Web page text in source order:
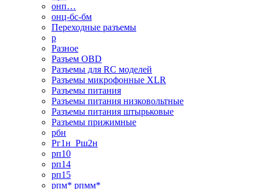
онп…
онц-бс-бм
Переходные разъемы
р
Разное
Разъем OBD
Разъемы для RC моделей
Разъемы микрофонные XLR
Разъемы питания
Разъемы питания низковольтные
Разъемы питания штырьковые
Разъемы прижимные
рбн
Рг1н_Рш2н
рп10
рп14
рп15
рпм* рпмм*